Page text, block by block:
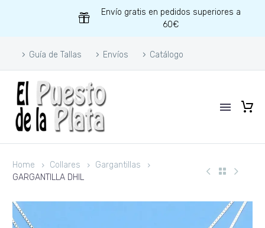
Envío gratis en pedidos superiores a
60€
Guía de Tallas Envíos Catálogo
Home Collares
Gargantillas
GARGANTILLA DHIL